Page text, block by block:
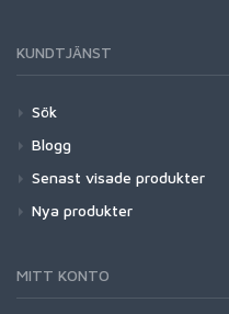
KUNDTJÄNST
Sök
Blogg
Senast visade produkter
Nya produkter
MITT KONTO